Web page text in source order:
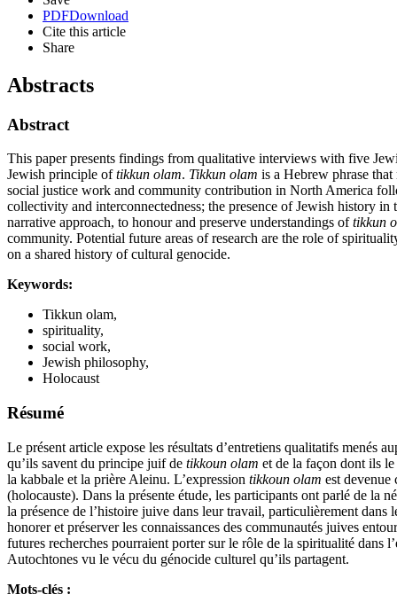
PDFDownload
Cite this article
Share
Abstracts
Abstract
This paper presents findings from qualitative interviews with five
Jewish principle oftikkun olam. Tikkun olam is a Hebrew phrase
social justice work and community contribution in North America
collectivity and interconnectedness; the presence of Jewish history
narrative approach, to honour and preserve understandings oftikkun
community. Potential future areas of research are the role of
on a shared history of cultural genocide.
Keywords:
Tikkun olam,
spirituality,
social work,
Jewish philosophy,
Holocaust
Résumé
Le présent article expose les résultats d’entretiens qualitatifs menés
qu’ils savent du principe juif de tikkoun olam et de la façon dont ils
la kabbale et la prière Aleinu. L’expression tikkoun olam est devenue
(holocauste). Dans la présente étude, les participants ont parlé de la
la présence de l’histoire juive dans leur travail, particulièrement dans
honorer et préserver les connaissances des communautés juives
futures recherches pourraient porter sur le rôle de la spiritualité dans
Autochtones vu le vécu du génocide culturel qu’ils partagent.
Mots-clés :